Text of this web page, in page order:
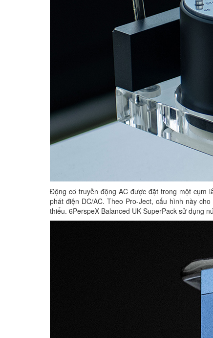
Động cơ truyền động AC được đặt trong một cụm
phát điện DC/AC. Theo Pro-Ject, cấu hình này
thiểu. 6PerspeX Balanced UK SuperPack sử dụng